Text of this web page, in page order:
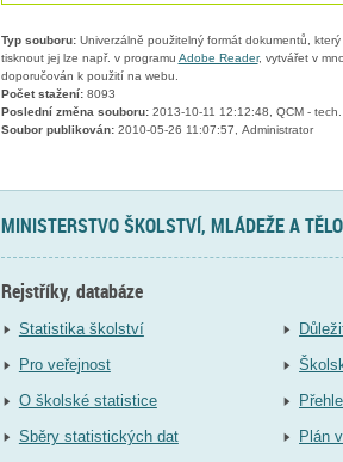
Typ souboru:Univerzálně použitelný formát dokumentů,
tisknout jej lze např. v programu Adobe Reader, vytvářet v
doporučován k použití na webu.
Počet stažení:8093
Poslední změna souboru:2013-10-11 12:12:48, QCM -
Soubor publikován:2010-05-26 11:07:57, Administrator
MINISTERSTVO ŠKOLSTVÍ, MLÁDEŽE A
Rejstříky, databáze
Statistika školství
Pro veřejnost
O školské statistice
Sběry statistických dat
Plán